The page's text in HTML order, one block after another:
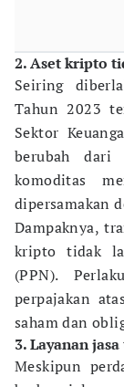
2. Aset kripto
Seiring
Tahun 2023
Sektor
berubah dari
komoditas
dipersamakan
Dampaknya,
kripto tidak
(PPN).
perpajakan
saham dan
3. Layanan
Meskipun